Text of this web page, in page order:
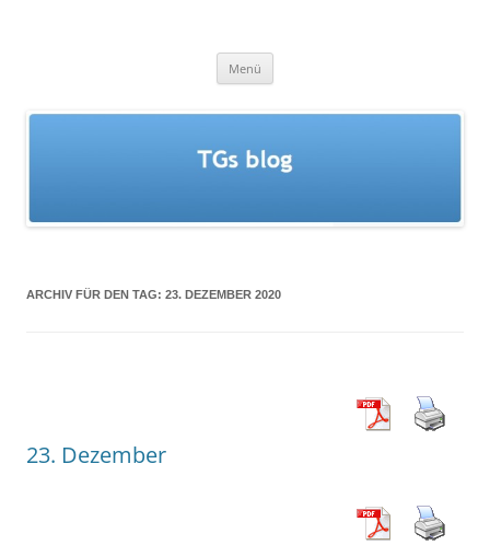
Menü
ARCHIV FÜR DEN TAG: 23. DEZEMBER 2020
23. Dezember